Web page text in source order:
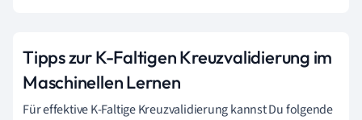
Tipps zur K-Faltigen Kreuzvalidierung im
Maschinellen Lernen
Für effektive K-Faltige Kreuzvalidierung kannst Du folgende